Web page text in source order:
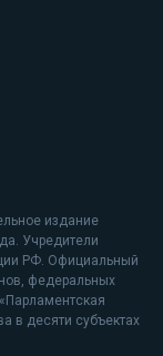
издание
Учредители
РФ. Официальный
федеральных
в десяти субъектах